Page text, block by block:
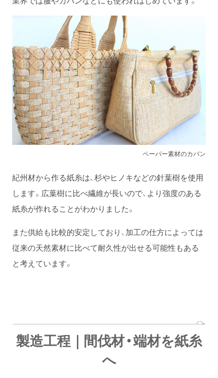
ペーパー素材のカバン
紀州材から作る紙糸は、杉やヒノキなどの針葉樹を使用
します。広葉樹に比べ繊維が長いので、より強度のある
紙糸が作れることがわかりました。
また供給も比較的安定しており、加工の仕方によっては
従来の天然素材に比べて耐久性が出せる可能性もある
と考えています。
製造工程｜間伐材・端材を紙糸
へ